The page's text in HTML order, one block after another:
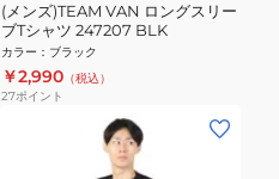
(メンズ)TEAM VAN ロングスリー
ブTシャツ 247207 BLK
カラー ： ブラック
￥2,990 （税込）
27ポイント